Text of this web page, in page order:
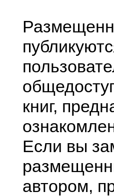
книг,
Если вы
автором,